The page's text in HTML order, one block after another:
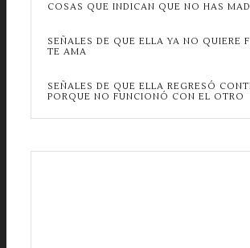
COSAS QUE INDICAN QUE NO HAS
SEÑALES DE QUE ELLA YA NO QUIERE
TE AMA
SEÑALES DE QUE ELLA REGRESÓ
PORQUE NO FUNCIONÓ CON EL OTRO